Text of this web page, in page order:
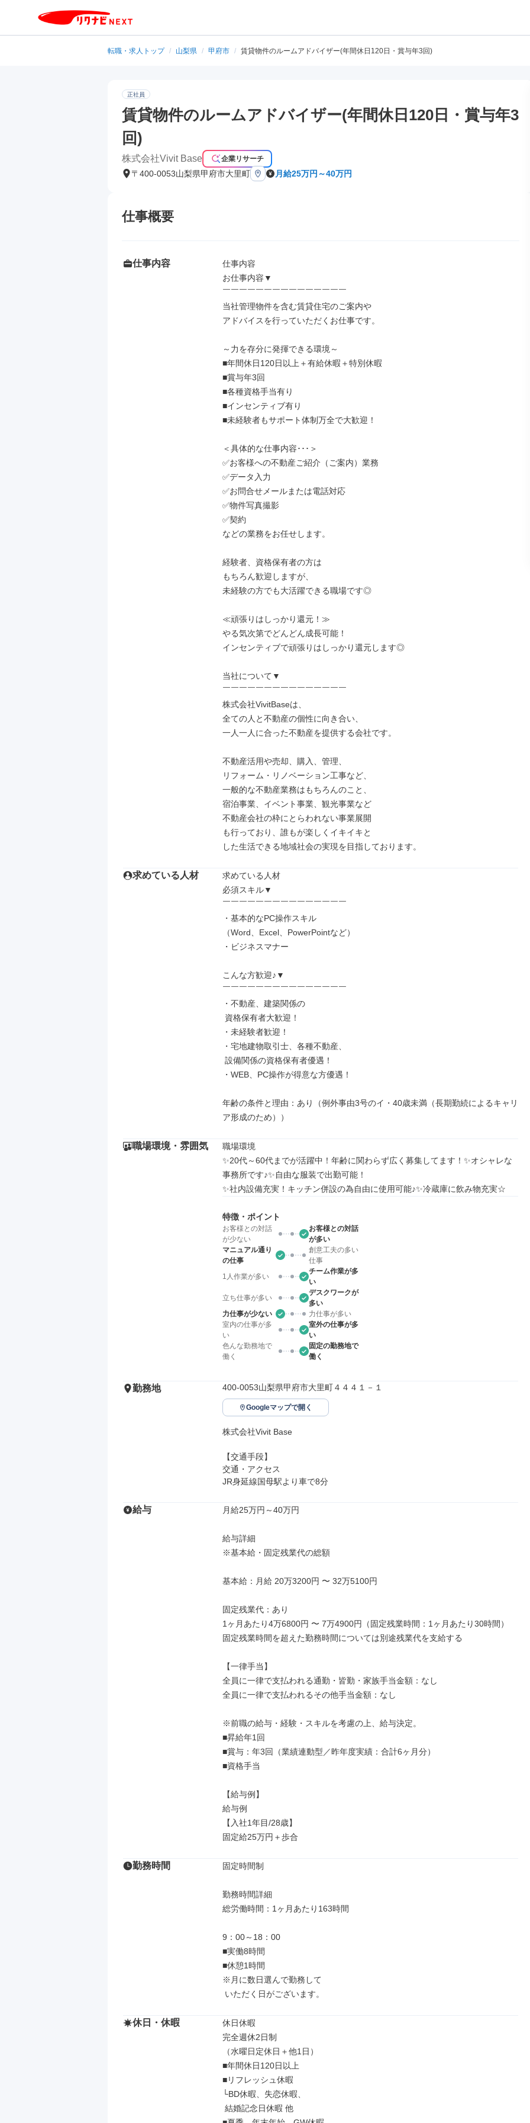
転職・求人トップ / 山梨県 / 甲府市 / 賃貸物件のルームアドバイザー(年間休日120日・賞与年3回)
正社員
賃貸物件のルームアドバイザー(年間休日120日・賞与年3
回)
株式会社Vivit Base 企業リサーチ
〒400-0053山梨県甲府市大里町 月給25万円～40万円
仕事概要
仕事内容
仕事内容
お仕事内容▼
￣￣￣￣￣￣￣￣￣￣￣￣￣￣￣
当社管理物件を含む賃貸住宅のご案内や
アドバイスを行っていただくお仕事です。
～力を存分に発揮できる環境～
■年間休日120日以上＋有給休暇＋特別休暇
■賞与年3回
■各種資格手当有り
■インセンティブ有り
■未経験者もサポート体制万全で大歓迎！
＜具体的な仕事内容･･･＞
✅お客様への不動産ご紹介（ご案内）業務
✅データ入力
✅お問合せメールまたは電話対応
✅物件写真撮影
✅契約
などの業務をお任せします。
経験者、資格保有者の方は
もちろん歓迎しますが、
未経験の方でも大活躍できる職場です◎
≪頑張りはしっかり還元！≫
やる気次第でどんどん成長可能！
インセンティブで頑張りはしっかり還元します◎
当社について▼
￣￣￣￣￣￣￣￣￣￣￣￣￣￣￣
株式会社VivitBaseは、
全ての人と不動産の個性に向き合い、
一人一人に合った不動産を提供する会社です。
不動産活用や売却、購入、管理、
リフォーム・リノベーション工事など、
一般的な不動産業務はもちろんのこと、
宿泊事業、イベント事業、観光事業など
不動産会社の枠にとらわれない事業展開
も行っており、誰もが楽しくイキイキと
した生活できる地域社会の実現を目指しております。
求めている人材
求めている人材
必須スキル▼
￣￣￣￣￣￣￣￣￣￣￣￣￣￣￣
・基本的なPC操作スキル
（Word、Excel、PowerPointなど）
・ビジネスマナー
こんな方歓迎♪▼
￣￣￣￣￣￣￣￣￣￣￣￣￣￣￣
・不動産、建築関係の
・未経験者歓迎！
・宅地建物取引士、各種不動産、
・WEB、PC操作が得意な方優遇！
年齢の条件と理由：あり（例外事由3号のイ・40歳未満（長期勤続によるキャリ
ア形成のため））
職場環境・雰囲気
職場環境
✨20代～60代までが活躍中！年齢に関わらず広く募集してます！✨オシャレな
事務所です♪✨自由な服装で出勤可能！
✨社内設備充実！キッチン併設の為自由に使用可能♪✨冷蔵庫に飲み物充実☆
特徴・ポイント
お客様との対話
が少ない
お客様との対話
が多い
マニュアル通り
の仕事
創意工夫の多い
仕事
1人作業が多い
チーム作業が多
い
立ち仕事が多い
デスクワークが
多い
力仕事が少ない
力仕事が多い
室内の仕事が多
い
室外の仕事が多
い
色んな勤務地で
働く
固定の勤務地で
働く
勤務地 400-0053山梨県甲府市大里町４４４１－１
Googleマップで開く
株式会社Vivit Base
【交通手段】
交通・アクセス
JR身延線国母駅より車で8分
給与 月給25万円～40万円
給与詳細
※基本給・固定残業代の総額
基本給：月給 20万3200円 〜 32万5100円
固定残業代：あり
1ヶ月あたり4万6800円 〜 7万4900円（固定残業時間：1ヶ月あたり30時間）
固定残業時間を超えた勤務時間については別途残業代を支給する
【一律手当】
全員に一律で支払われる通勤・皆勤・家族手当金額：なし
全員に一律で支払われるその他手当金額：なし
※前職の給与・経験・スキルを考慮の上、給与決定。
■昇給年1回
■賞与：年3回（業績連動型／昨年度実績：合計6ヶ月分）
■資格手当
【給与例】
給与例
【入社1年目/28歳】
固定給25万円＋歩合
勤務時間 固定時間制
勤務時間詳細
総労働時間：1ヶ月あたり163時間
9：00～18：00
■実働8時間
■休憩1時間
※月に数日選んで勤務して
いただく日がございます。
休日・休暇
休日休暇
完全週休2日制
（水曜日定休日＋他1日）
■年間休日120日以上
■リフレッシュ休暇
└BD休暇、失恋休暇、